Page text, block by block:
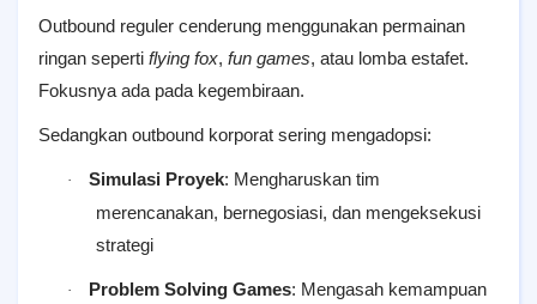
Outbound reguler cenderung menggunakan permainan
ringan seperti flying fox, fun games, atau lomba estafet.
Fokusnya ada pada kegembiraan.
Sedangkan outbound korporat sering mengadopsi:
· Simulasi Proyek: Mengharuskan tim
merencanakan, bernegosiasi, dan mengeksekusi
strategi
· Problem Solving Games: Mengasah kemampuan